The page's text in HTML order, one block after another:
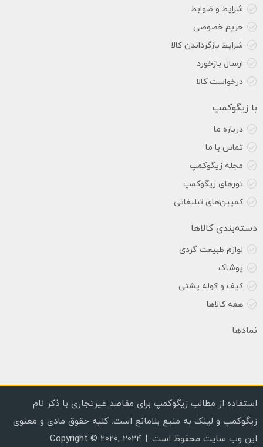
شرایط و ضوابط
حریم خصوصی
شرایط بازگرداندن کالا
ارسال بازخورد
درخواست کالا
با زیگوکمپ
درباره ما
تماس با ما
مجله زیگوکمپ
تورهای زیگوکمپ
کمپین‌های تبلیغاتی
دسته‌بندی کالاها
لوازم طبیعت گردی
پوشاک
کیف و کوله پشتی
همه کالاها
نمادها
استفاده از مطالب زیگوکمپ برای مقاصد غیرتجاری با ذکر نام
زیگوکمپ و لینک به منبع بلامانع است. کلیه حقوق مادی و معنوی
این وب سایت محفوظ است. | Copyright © 2020, 2024